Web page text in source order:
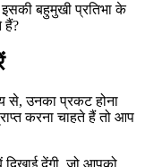
बहुमुखी प्रतिभा के
हैं?
से, उनका प्रकट होना
करना चाहते हैं तो आप